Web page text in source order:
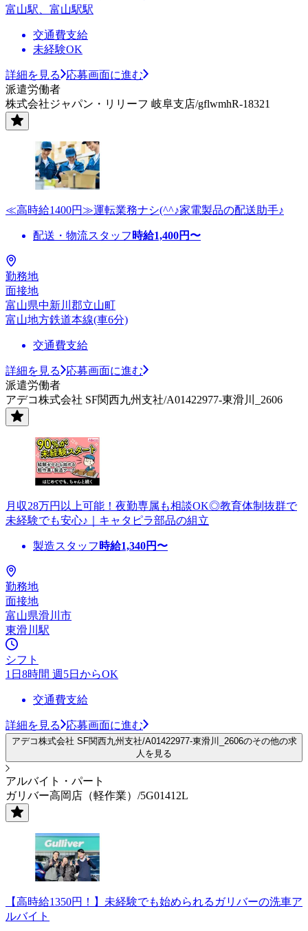
富山駅、富山駅駅
交通費支給
未経験OK
詳細を見る
応募画面に進む
派遣労働者
株式会社ジャパン・リリーフ 岐阜支店/gflwmhR-18321
≪高時給1400円≫運転業務ナシ(^^♪家電製品の配送助手♪
配送・物流スタッフ 時給1,400円〜
勤務地
面接地
富山県中新川郡立山町
富山地方鉄道本線(車6分)
交通費支給
詳細を見る
応募画面に進む
派遣労働者
アデコ株式会社 SF関西九州支社/A01422977-東滑川_2606
月収28万円以上可能！夜勤専属も相談OK◎教育体制抜群で
未経験でも安心♪｜キャタピラ部品の組立
製造スタッフ 時給1,340円〜
勤務地
面接地
富山県滑川市
東滑川駅
シフト
1日8時間 週5日からOK
交通費支給
詳細を見る 応募画面に進む
アデコ株式会社 SF関西九州支社/A01422977-東滑川_2606のその他の求
人を見る
アルバイト・パート
ガリバー高岡店（軽作業）/5G01412L
【高時給1350円！】未経験でも始められるガリバーの洗車ア
ルバイト